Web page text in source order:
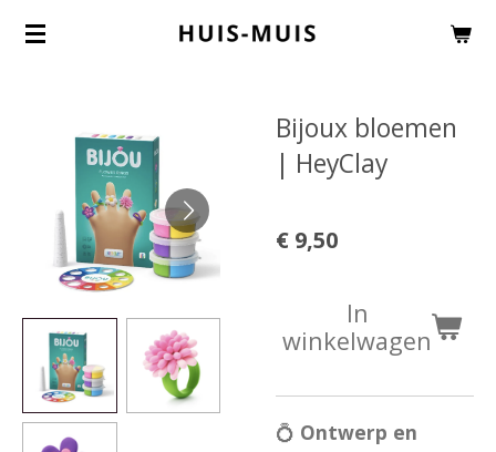
Ga
hoofdinhoud
Bijoux bloemen
| HeyClay
€ 9,50
In
winkelwagen
💍 Ontwerp en